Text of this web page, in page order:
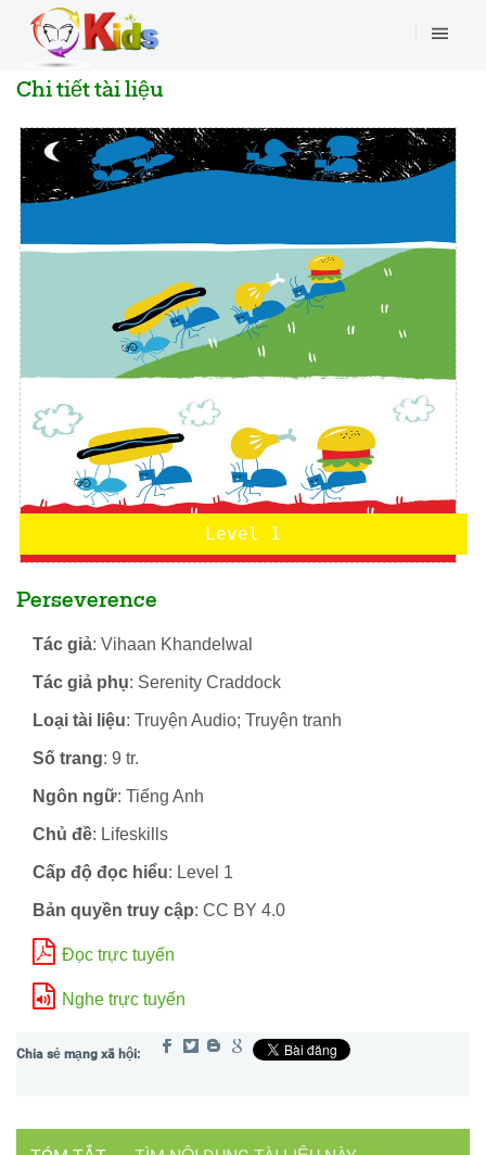
Chi tiết tài liệu
Level 1
Perseverence
Tác giả: Vihaan Khandelwal
Tác giả phụ: Serenity Craddock
Loại tài liệu: Truyện Audio; Truyện tranh
Số trang: 9 tr.
Ngôn ngữ: Tiếng Anh
Chủ đề: Lifeskills
Cấp độ đọc hiểu: Level 1
Bản quyền truy cập: CC BY 4.0
Đọc trực tuyến
Nghe trực tuyến